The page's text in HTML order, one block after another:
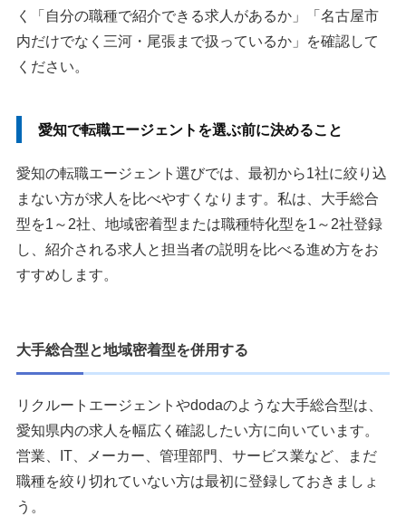
く「自分の職種で紹介できる求人があるか」「名古屋市
内だけでなく三河・尾張まで扱っているか」を確認して
ください。
愛知で転職エージェントを選ぶ前に決めること
愛知の転職エージェント選びでは、最初から1社に絞り込
まない方が求人を比べやすくなります。私は、大手総合
型を1～2社、地域密着型または職種特化型を1～2社登録
し、紹介される求人と担当者の説明を比べる進め方をお
すすめします。
大手総合型と地域密着型を併用する
リクルートエージェントやdodaのような大手総合型は、
愛知県内の求人を幅広く確認したい方に向いています。
営業、IT、メーカー、管理部門、サービス業など、まだ
職種を絞り切れていない方は最初に登録しておきましょ
う。